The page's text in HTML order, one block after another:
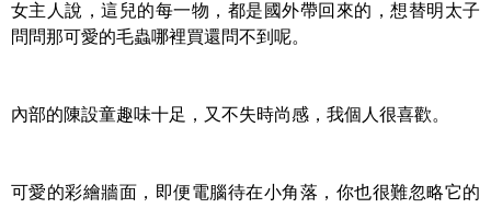
女主人說，這兒的每一物，都是國外帶回來的，想替明太子
問問那可愛的毛蟲哪裡買還問不到呢。
內部的陳設童趣味十足，又不失時尚感，我個人很喜歡。
可愛的彩繪牆面，即便電腦待在小角落，你也很難忽略它的